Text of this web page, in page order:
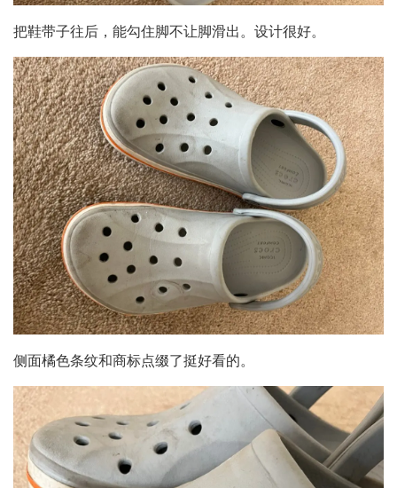
把鞋带子往后，能勾住脚不让脚滑出。设计很好。
侧面橘色条纹和商标点缀了挺好看的。